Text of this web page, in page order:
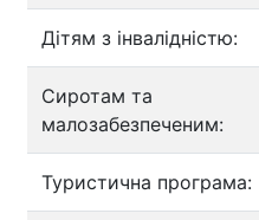
Дітям з інвалідністю:
Сиротам та
малозабезпеченим:
Туристична програма: